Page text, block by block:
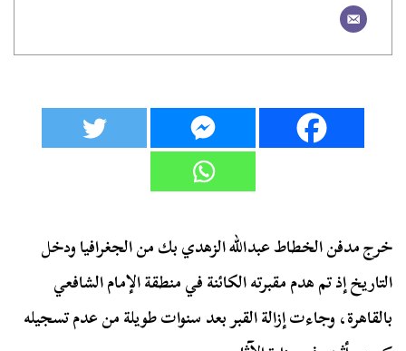
خرج مدفن الخطاط عبدالله الزهدي بك من الجغرافيا ودخل
التاريخ إذ تم هدم مقبرته الكائنة في منطقة الإمام الشافعي
بالقاهرة، وجاءت إزالة القبر بعد سنوات طويلة من عدم تسجيله